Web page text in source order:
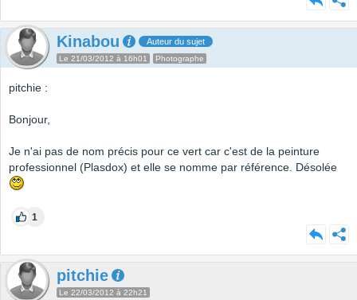
Kinabou Auteur du sujet
Le 21/03/2012 à 16h01 Photographe
pitchie :
Bonjour,
Je n'ai pas de nom précis pour ce vert car c'est de la peinture
professionnel (Plasdox) et elle se nomme par référence. Désolée
1
pitchie
Le 22/03/2012 à 22h21